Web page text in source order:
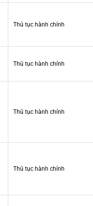
Thủ tục hành chính
Thủ tục hành chính
Thủ tục hành chính
Thủ tục hành chính